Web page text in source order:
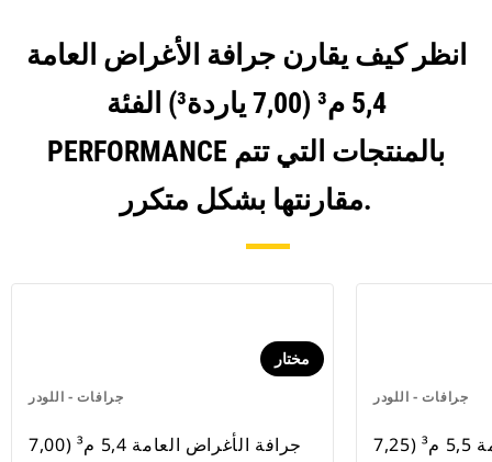
انظر كيف يقارن جرافة الأغراض العامة
5,4 م³ (7,00 ياردة³) الفئة
PERFORMANCE بالمنتجات التي تتم
مقارنتها بشكل متكرر.
جرافات - اللودر
مختار
جرافة الأغراض العامة 5,4 م³ (7,00
جرافات - اللودر
جرافة الأغراض العامة 5,5 م³ (7,25